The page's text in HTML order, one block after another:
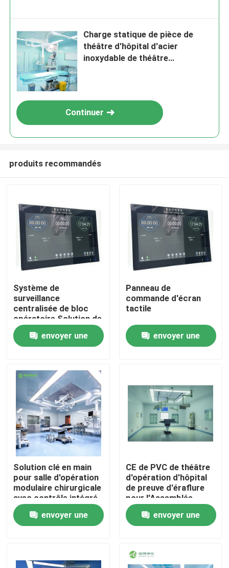
Maison
Produits
Au sujet de nous
Visite d'usine
Contrôle de qualité
Contactez-nous
Nouvelles
Cas
Pièce propre modulaire
Charge statique de pièce de
théâtre d'hôpital d'acier
inoxydable de théâtre
Continuer
produits recommandés
Système de
surveillance
centralisée de bloc
opératoire Solution de
contrôle tout-en-un
pour salle d'opération
avec intégration de 6
envoyer une
Panneau de
commande d'écran
tactile
envoyer une
Solution clé en main
pour salle d'opération
modulaire chirurgicale
avec contrôle intégré
par automate
envoyer une
CE de PVC de théâtre
d'opération d'hôpital
de preuve d'éraflure
pour l'Assemblée
rapide d'hôpital
envoyer une